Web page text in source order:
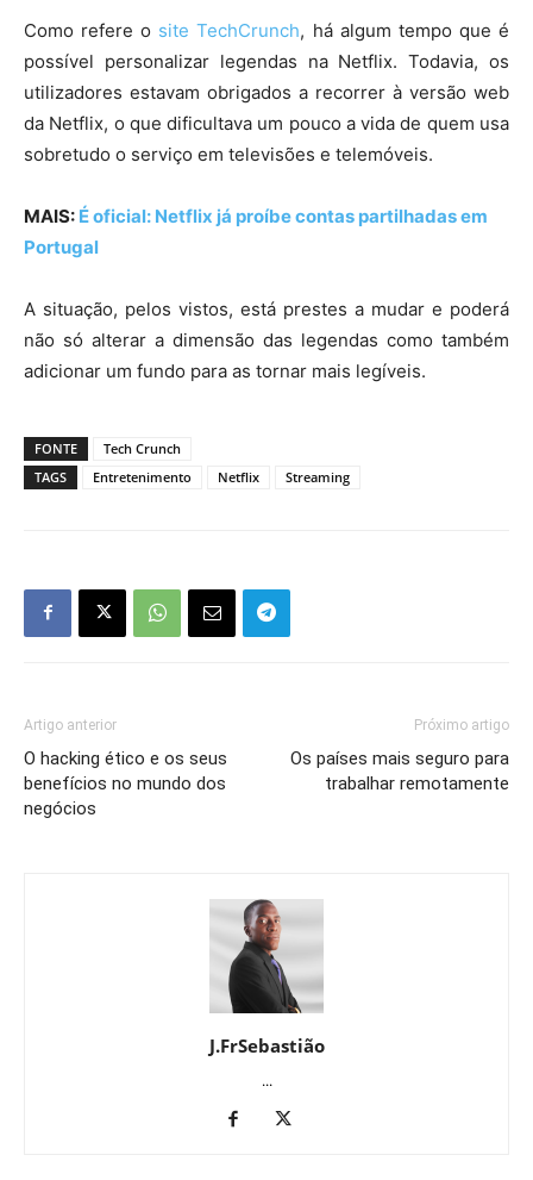
Como refere o site TechCrunch, há algum tempo que é
possível personalizar legendas na Netflix. Todavia, os
utilizadores estavam obrigados a recorrer à versão web
da Netflix, o que dificultava um pouco a vida de quem usa
sobretudo o serviço em televisões e telemóveis.
MAIS: É oficial: Netflix já proíbe contas partilhadas em
Portugal
A situação, pelos vistos, está prestes a mudar e poderá
não só alterar a dimensão das legendas como também
adicionar um fundo para as tornar mais legíveis.
FONTE
Tech Crunch
TAGS
Entretenimento Netflix Streaming
Artigo anterior
O hacking ético e os seus
benefícios no mundo dos
negócios
Próximo artigo
Os países mais seguro para
trabalhar remotamente
J.FrSebastião
...